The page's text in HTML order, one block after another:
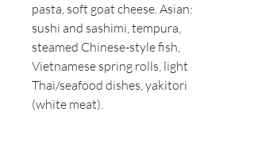
pasta, soft goat cheese. Asian:
sushi and sashimi, tempura,
steamed Chinese-style fish,
Vietnamese spring rolls, light
Thai/seafood dishes, yakitori
(white meat).